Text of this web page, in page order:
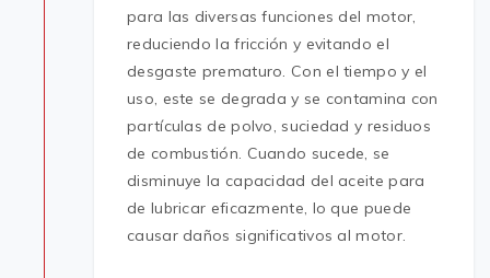
para las diversas funciones del motor,
reduciendo la fricción y evitando el
desgaste prematuro. Con el tiempo y el
uso, este se degrada y se contamina con
partículas de polvo, suciedad y residuos
de combustión. Cuando sucede, se
disminuye la capacidad del aceite para
de lubricar eficazmente, lo que puede
causar daños significativos al motor.